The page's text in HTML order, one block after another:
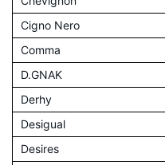
Cigno Nero
Comma
D.GNAK
Derhy
Desigual
Desires